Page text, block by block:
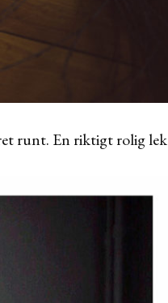
runt. En riktigt rolig lek